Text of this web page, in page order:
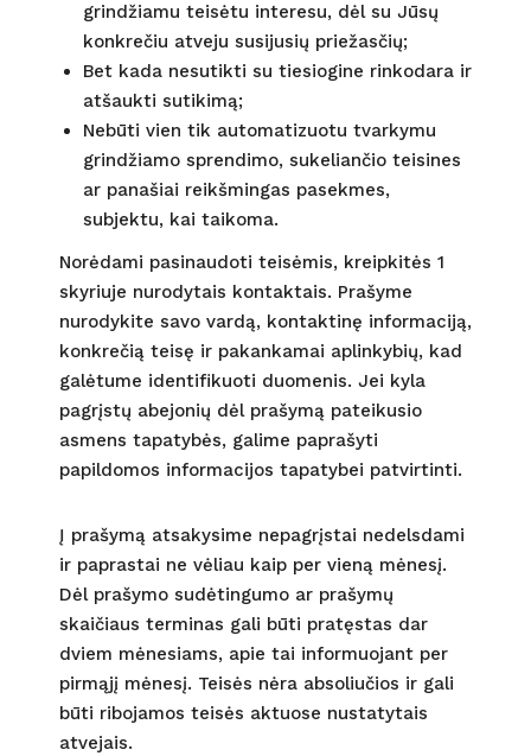
grindžiamu teisėtu interesu, dėl su Jūsų
konkrečiu atveju susijusių priežasčių;
Bet kada nesutikti su tiesiogine rinkodara ir
atšaukti sutikimą;
Nebūti vien tik automatizuotu tvarkymu
grindžiamo sprendimo, sukeliančio teisines
ar panašiai reikšmingas pasekmes,
subjektu, kai taikoma.
Norėdami pasinaudoti teisėmis, kreipkitės 1
skyriuje nurodytais kontaktais. Prašyme
nurodykite savo vardą, kontaktinę informaciją,
konkrečią teisę ir pakankamai aplinkybių, kad
galėtume identifikuoti duomenis. Jei kyla
pagrįstų abejonių dėl prašymą pateikusio
asmens tapatybės, galime paprašyti
papildomos informacijos tapatybei patvirtinti.
Į prašymą atsakysime nepagrįstai nedelsdami
ir paprastai ne vėliau kaip per vieną mėnesį.
Dėl prašymo sudėtingumo ar prašymų
skaičiaus terminas gali būti pratęstas dar
dviem mėnesiams, apie tai informuojant per
pirmąjį mėnesį. Teisės nėra absoliučios ir gali
būti ribojamos teisės aktuose nustatytais
atvejais.